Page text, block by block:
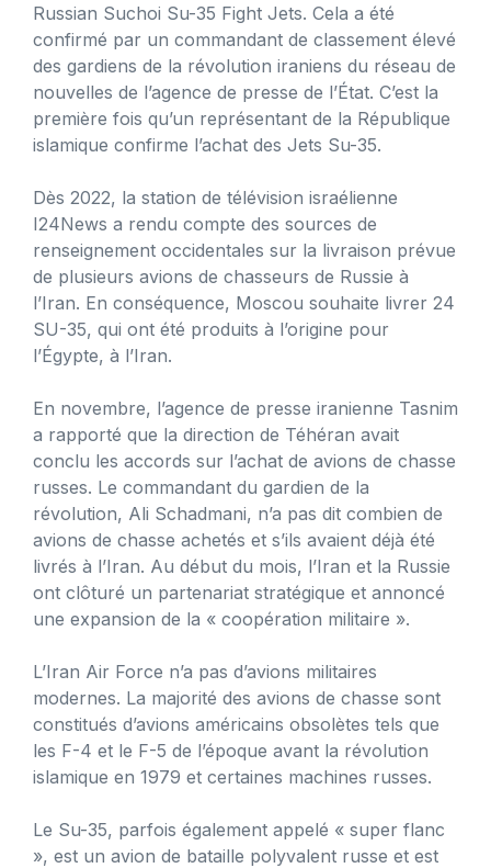
Russian Suchoi Su-35 Fight Jets. Cela a été
confirmé par un commandant de classement élevé
des gardiens de la révolution iraniens du réseau de
nouvelles de l’agence de presse de l’État. C’est la
première fois qu’un représentant de la République
islamique confirme l’achat des Jets Su-35.
Dès 2022, la station de télévision israélienne
I24News a rendu compte des sources de
renseignement occidentales sur la livraison prévue
de plusieurs avions de chasseurs de Russie à
l’Iran. En conséquence, Moscou souhaite livrer 24
SU-35, qui ont été produits à l’origine pour
l’Égypte, à l’Iran.
En novembre, l’agence de presse iranienne Tasnim
a rapporté que la direction de Téhéran avait
conclu les accords sur l’achat de avions de chasse
russes. Le commandant du gardien de la
révolution, Ali Schadmani, n’a pas dit combien de
avions de chasse achetés et s’ils avaient déjà été
livrés à l’Iran. Au début du mois, l’Iran et la Russie
ont clôturé un partenariat stratégique et annoncé
une expansion de la « coopération militaire ».
L’Iran Air Force n’a pas d’avions militaires
modernes. La majorité des avions de chasse sont
constitués d’avions américains obsolètes tels que
les F-4 et le F-5 de l’époque avant la révolution
islamique en 1979 et certaines machines russes.
Le Su-35, parfois également appelé « super flanc
», est un avion de bataille polyvalent russe et est